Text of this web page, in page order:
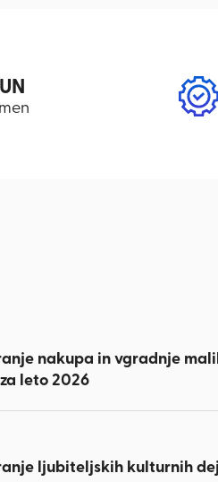
nakupa in vgradnje
leto 2026
ljubiteljskih kulturnih